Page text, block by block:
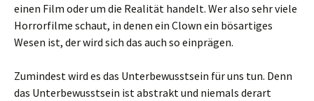
einen Film oder um die Realität handelt. Wer also sehr viele
Horrorfilme schaut, in denen ein Clown ein bösartiges
Wesen ist, der wird sich das auch so einprägen.
Zumindest wird es das Unterbewusstsein für uns tun. Denn
das Unterbewusstsein ist abstrakt und niemals derart